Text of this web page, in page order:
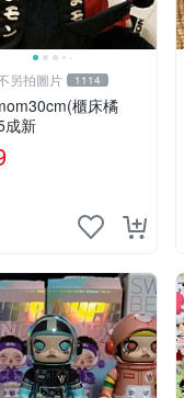
另拍圖片 1114
櫃床橘
成新